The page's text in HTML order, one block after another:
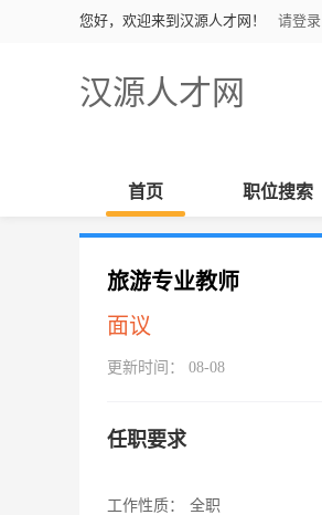
您好，欢迎来到汉源人才网！ 请登录
汉源人才网
首页 职位搜索
旅游专业教师
面议
更新时间： 08-08
任职要求
工作性质：
全职